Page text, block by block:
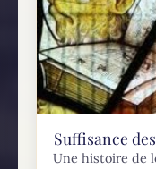
Suffisance
Une histoire de